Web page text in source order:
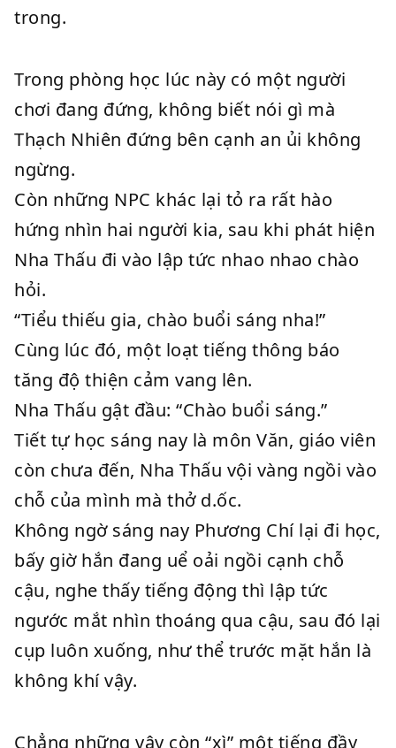
trong.
Trong phòng học lúc này có một người
chơi đang đứng, không biết nói gì mà
Thạch Nhiên đứng bên cạnh an ủi không
ngừng.
Còn những NPC khác lại tỏ ra rất hào
hứng nhìn hai người kia, sau khi phát hiện
Nha Thấu đi vào lập tức nhao nhao chào
hỏi.
“Tiểu thiếu gia, chào buổi sáng nha!”
Cùng lúc đó, một loạt tiếng thông báo
tăng độ thiện cảm vang lên.
Nha Thấu gật đầu: “Chào buổi sáng.”
Tiết tự học sáng nay là môn Văn, giáo viên
còn chưa đến, Nha Thấu vội vàng ngồi vào
chỗ của mình mà thở d.ốc.
Không ngờ sáng nay Phương Chí lại đi học,
bấy giờ hắn đang uể oải ngồi cạnh chỗ
cậu, nghe thấy tiếng động thì lập tức
ngước mắt nhìn thoáng qua cậu, sau đó lại
cụp luôn xuống, như thể trước mặt hắn là
không khí vậy.
Chẳng những vậy còn “xì” một tiếng đầy